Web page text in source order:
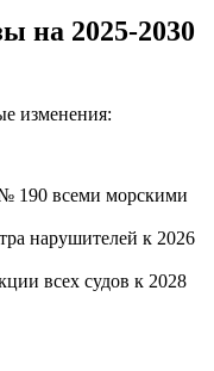
на 2025-2030
изменения:
190 всеми морскими
нарушителей к 2026
всех судов к 2028